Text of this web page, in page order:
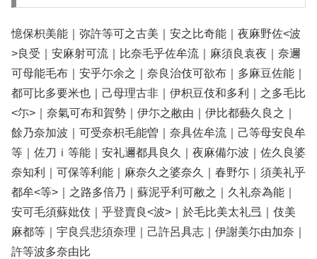
憶保枳美能｜弥許等可之古美｜安之比奇能｜夜麻野佐<波
>良受｜安麻射可流｜比奈毛乎佐牟流｜麻須良袁夜｜奈邇
可母能毛布｜安乎尓余之｜奈良治伎可欲布｜多麻豆佐能｜
都可比多要米也｜己母理古非｜伊枳豆伎和多利｜之多毛比
<尓>｜奈氣可布和賀勢｜伊尓之敝由｜伊比都藝久良之｜
餘乃奈加波｜可受奈枳毛能曽｜奈具佐牟流｜己等母安良牟
等｜佐刀ｉ等能｜安礼邇都具良久｜夜麻備尓波｜佐久良婆
奈知利｜可保等利能｜麻奈久之婆奈久｜春野尓｜須美礼乎
都牟<等>｜之路多倍乃｜蘇泥乎利可敝之｜久礼奈為能｜
安可毛須蘇妣伎｜乎登賣良<波>｜於毛比美太礼弖｜伎美
麻都等｜宇良呉悲須奈理｜己許呂具志｜伊謝美尓由加奈｜
許等波多奈由比